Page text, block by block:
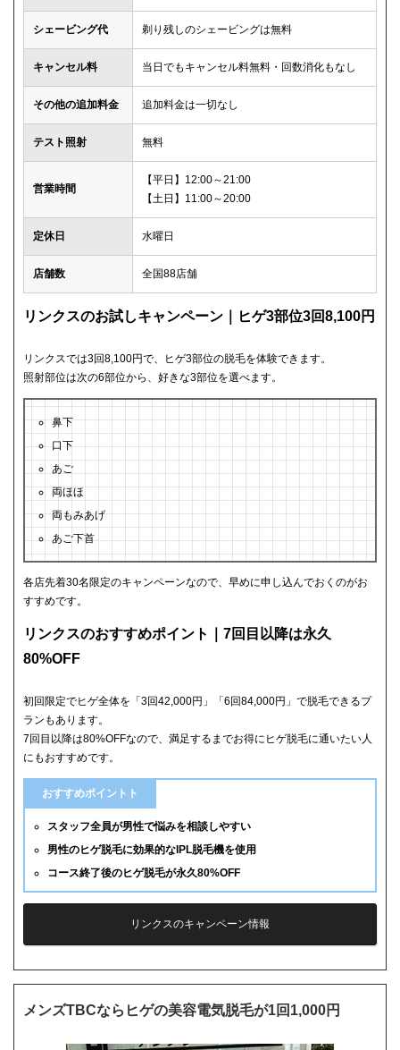
シェービング代 剃り残しのシェービングは無料
キャンセル料 当日でもキャンセル料無料・回数消化もなし
その他の追加料金 追加料金は一切なし
テスト照射 無料
営業時間
【平日】12:00～21:00
【土日】11:00～20:00
定休日 水曜日
店舗数 全国88店舗
リンクスのお試しキャンペーン｜ヒゲ3部位3回8,100円
リンクスでは3回8,100円で、ヒゲ3部位の脱毛を体験できます。
照射部位は次の6部位から、好きな3部位を選べます。
鼻下
口下
あご
両ほほ
両もみあげ
あご下首
各店先着30名限定のキャンペーンなので、早めに申し込んでおくのがお
すすめです。
リンクスのおすすめポイント｜7回目以降は永久
80%OFF
初回限定でヒゲ全体を「3回42,000円」「6回84,000円」で脱毛できるプ
ランもあります。
7回目以降は80%OFFなので、満足するまでお得にヒゲ脱毛に通いたい人
にもおすすめです。
おすすめポイントト
スタッフ全員が男性で悩みを相談しやすい
男性のヒゲ脱毛に効果的なIPL脱毛機を使用
コース終了後のヒゲ脱毛が永久80%OFF
リンクスのキャンペーン情報
メンズTBCならヒゲの美容電気脱毛が1回1,000円